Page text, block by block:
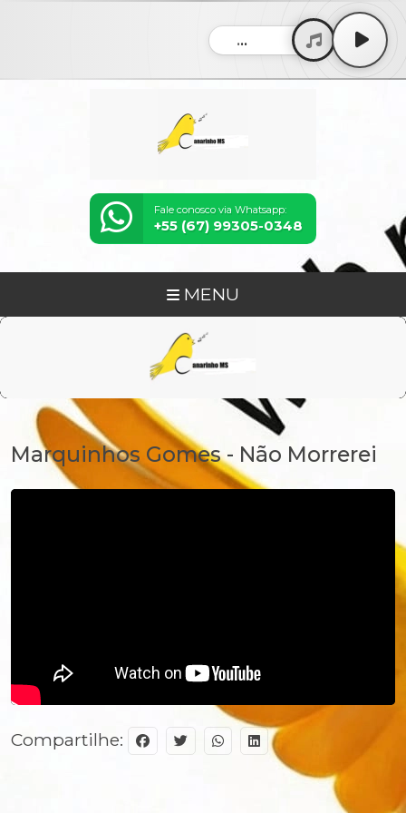
...
Fale conosco via Whatsapp:
+55 (67) 99305-0348
MENU
Marquinhos Gomes - Não Morrerei
Compartilhe: